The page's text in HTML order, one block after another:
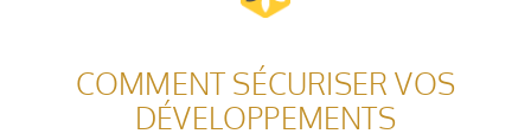
COMMENT SÉCURISER VOS
DÉVELOPPEMENTS